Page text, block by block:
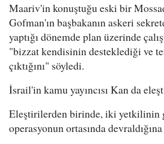
Maariv'in konuştuğu eski bir
Gofman'ın başbakanın askeri
yaptığı dönemde plan üzerinde
"bizzat kendisinin desteklediği ve
çıktığını" söyledi.
İsrail'in kamu yayıncısı Kan da
Eleştirilerden birinde, iki yetkilinin
operasyonun ortasında